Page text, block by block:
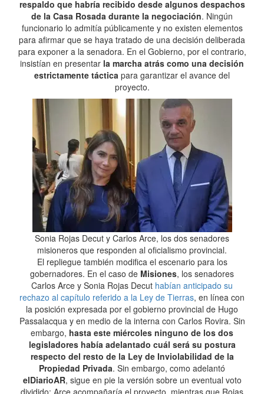
respaldo que habría recibido desde algunos despachos
de la Casa Rosada durante la negociación. Ningún
funcionario lo admitía públicamente y no existen elementos
para afirmar que se haya tratado de una decisión deliberada
para exponer a la senadora. En el Gobierno, por el contrario,
insistían en presentar la marcha atrás como una decisión
estrictamente táctica para garantizar el avance del
proyecto.
Sonia Rojas Decut y Carlos Arce, los dos senadores
misioneros que responden al oficialismo provincial.
El repliegue también modifica el escenario para los
gobernadores. En el caso de Misiones, los senadores
Carlos Arce y Sonia Rojas Decut habían anticipado su
rechazo al capítulo referido a la Ley de Tierras, en línea con
la posición expresada por el gobierno provincial de Hugo
Passalacqua y en medio de la interna con Carlos Rovira. Sin
embargo, hasta este miércoles ninguno de los dos
legisladores había adelantado cuál será su postura
respecto del resto de la Ley de Inviolabilidad de la
Propiedad Privada. Sin embargo, como adelantó
elDiarioAR, sigue en pie la versión sobre un eventual voto
dividido: Arce acompañaría el proyecto, mientras que Rojas